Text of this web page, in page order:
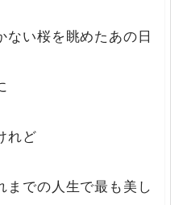
ない桜を眺めたあの日
れど
での人生で最も美し